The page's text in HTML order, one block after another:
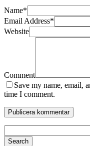
Name*
Email Address*
Website
Comment
Save my name, email,
time I comment.
Search